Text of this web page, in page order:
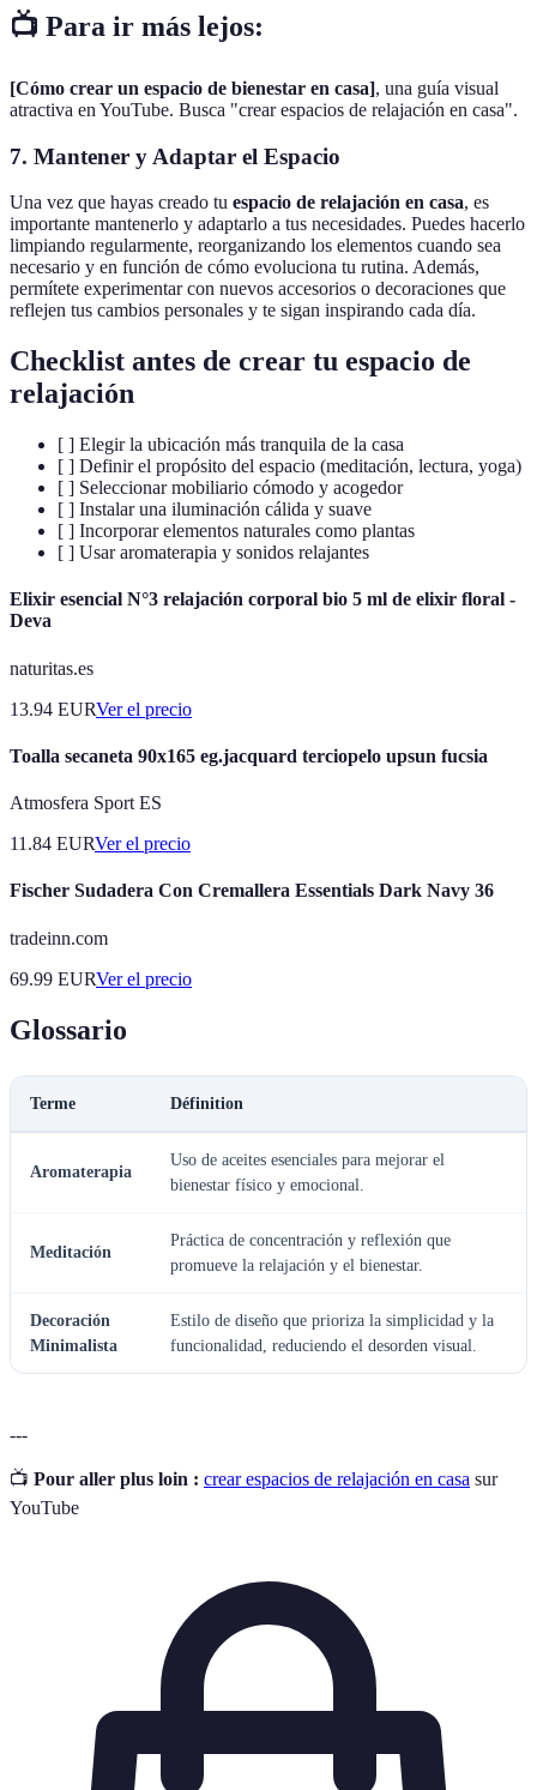
📺 Para ir más lejos:
[Cómo crear un espacio de bienestar en casa], una guía visual
atractiva en YouTube. Busca "crear espacios de relajación en casa".
7. Mantener y Adaptar el Espacio
Una vez que hayas creado tu espacio de relajación en casa, es
importante mantenerlo y adaptarlo a tus necesidades. Puedes hacerlo
limpiando regularmente, reorganizando los elementos cuando sea
necesario y en función de cómo evoluciona tu rutina. Además,
permítete experimentar con nuevos accesorios o decoraciones que
reflejen tus cambios personales y te sigan inspirando cada día.
Checklist antes de crear tu espacio de
relajación
[ ] Elegir la ubicación más tranquila de la casa
[ ] Definir el propósito del espacio (meditación, lectura, yoga)
[ ] Seleccionar mobiliario cómodo y acogedor
[ ] Instalar una iluminación cálida y suave
[ ] Incorporar elementos naturales como plantas
[ ] Usar aromaterapia y sonidos relajantes
Elixir esencial N°3 relajación corporal bio 5 ml de elixir floral -
Deva
naturitas.es
13.94 EURVer el precio
Toalla secaneta 90x165 eg.jacquard terciopelo upsun fucsia
Atmosfera Sport ES
11.84 EURVer el precio
Fischer Sudadera Con Cremallera Essentials Dark Navy 36
tradeinn.com
69.99 EURVer el precio
Glossario
Terme Définition
Aromaterapia
Uso de aceites esenciales para mejorar el
bienestar físico y emocional.
Meditación
Práctica de concentración y reflexión que
promueve la relajación y el bienestar.
Decoración
Minimalista
Estilo de diseño que prioriza la simplicidad y la
funcionalidad, reduciendo el desorden visual.
---
📺 Pour aller plus loin : crear espacios de relajación en casa sur
YouTube